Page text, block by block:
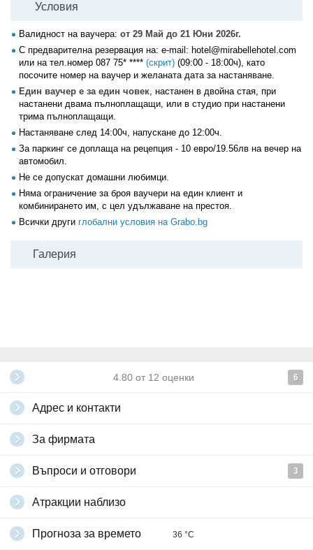
Условия
Валидност на ваучера: от 29 Май до 21 Юни 2026г.
С предварителна резервация на: е-mail: hotel@mirabellehotel.com
или на тел.номер 087 75* **** (скрит) (09:00 - 18:00ч), като
посочите номер на ваучер и желаната дата за настаняване.
Един ваучер е за един човек, настанен в двойна стая, при
настанени двама пълноплащащи, или в студио при настанени
трима пълноплащащи.
Настаняване след 14:00ч, напускане до 12:00ч.
За паркинг се доплаща на рецепция - 10 евро/19.56лв на вечер на
автомобил.
Не се допускат домашни любимци.
Няма ограничение за броя ваучери на един клиент и
комбинирането им, с цел удължаване на престоя.
Всички други глобални условия на Grabo.bg
Галерия
4.80 от 12 оценки 6
Адрес и контакти
За фирмата
Въпроси и отговори 3
Атракции наблизо
Прогноза за времето 36 °C